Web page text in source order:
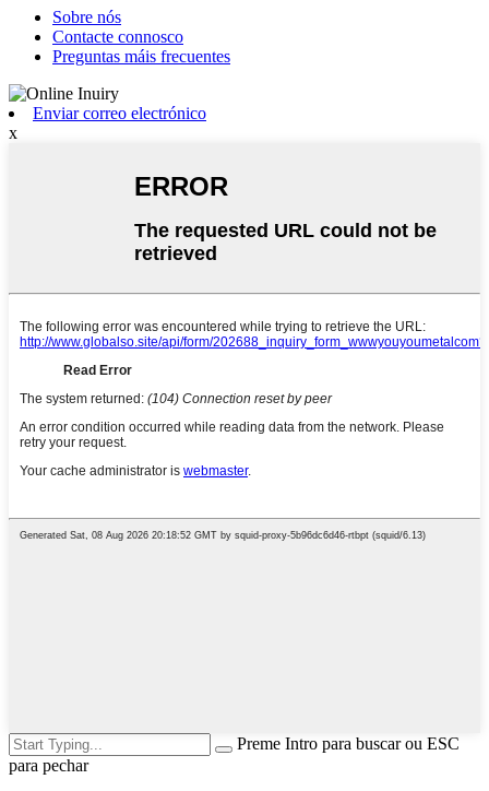
Sobre nós
Contacte connosco
Preguntas máis frecuentes
Enviar correo electrónico
x
Preme Intro para buscar ou ESC
para pechar